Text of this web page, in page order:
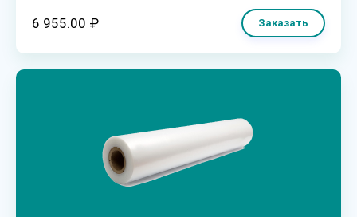
6 955.00 ₽ Заказать